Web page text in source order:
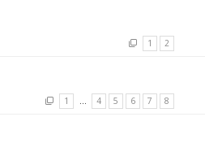
1 2
1 … 4 5 6 7 8